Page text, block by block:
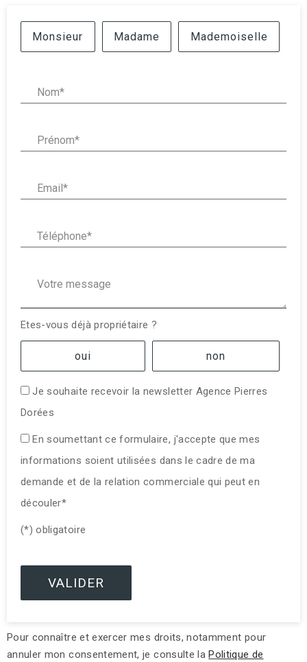
Civilité :
Monsieur Madame Mademoiselle
Etes-vous déjà propriétaire ?
oui non
Je souhaite recevoir la newsletter Agence Pierres
Dorées
En soumettant ce formulaire, j'accepte que mes
informations soient utilisées dans le cadre de ma
demande et de la relation commerciale qui peut en
découler*
(*) obligatoire
Pour connaître et exercer mes droits, notamment pour
annuler mon consentement, je consulte la Politique de